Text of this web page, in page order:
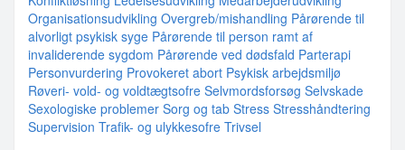
Organisationsudvikling Overgreb/mishandling Pårørende til
alvorligt psykisk syge Pårørende til person ramt af
invaliderende sygdom Pårørende ved dødsfald Parterapi
Personvurdering Provokeret abort Psykisk arbejdsmiljø
Røveri- vold- og voldtægtsofre Selvmordsforsøg Selvskade
Sexologiske problemer Sorg og tab Stress Stresshåndtering
Supervision Trafik- og ulykkesofre Trivsel